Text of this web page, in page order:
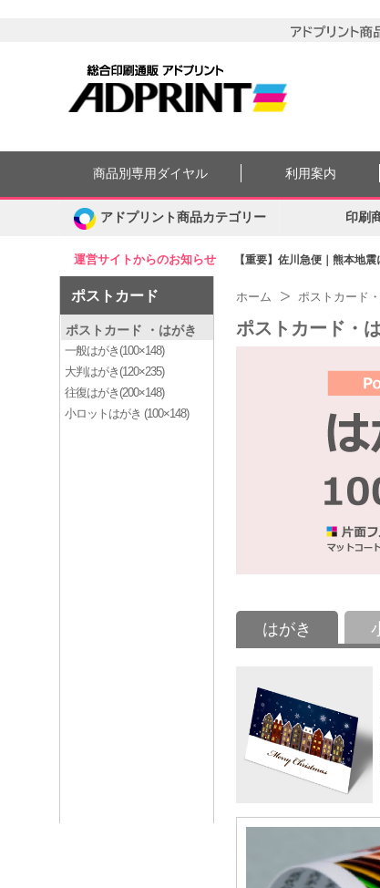
運営サイトからのお知らせ 【重要】佐川急便｜熊本地
商品別専用ダイヤル 利用案内
アドプリント商品カテゴリー 印刷
ポストカード
ポストカード ・はがき
一般はがき(100×148)
大判はがき(120×235)
往復はがき(200×148)
小ロットはがき (100×148)
ホーム ポストカード
ポストカード・
はがき